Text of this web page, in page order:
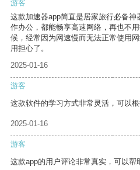
游客
这款加速器app简直是居家旅行必备
作办公，都能畅享高速网络，再也不
候，经常因为网速慢而无法正常使用
用担心了。
2025-01-16
游客
这款软件的学习方式非常灵活，可以
2025-01-16
游客
这款app的用户评论非常真实，可以帮